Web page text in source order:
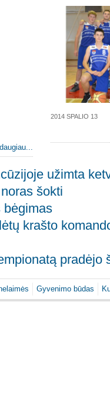
2014 SPALIO 13
užimta
šokti
bėgimas
krašto
pradėjo
Gyvenimo būdas